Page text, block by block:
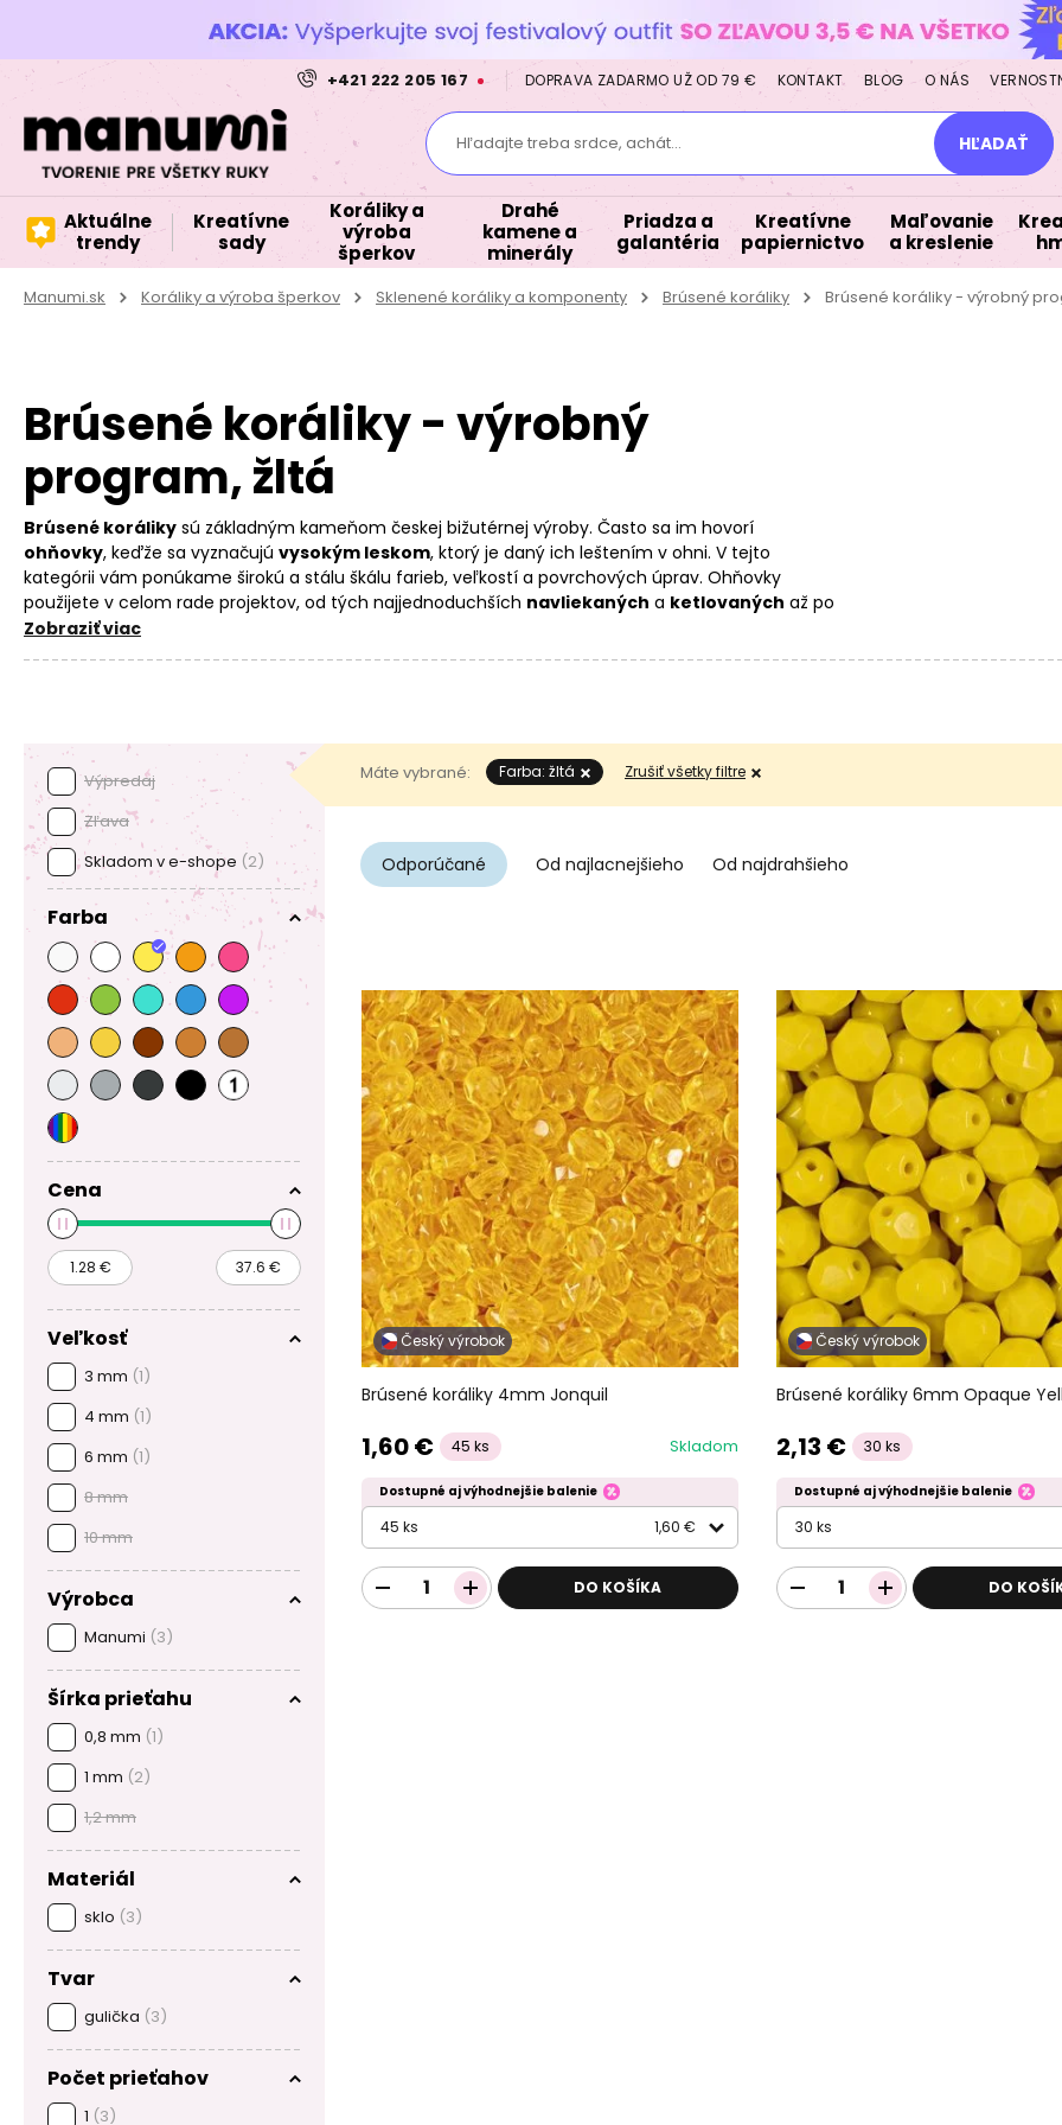
+421 222 205 167 DOPRAVA ZADARMO UŽ OD 79 € KONTAKT BLOG O NÁS
Hľadajte treba srdce, achát... HĽADAŤ
Aktuálne
trendy
Kreatívne
sady
Koráliky a
výroba
šperkov
Drahé
kamene a
minerály
Priadza a
galantéria
Kreatívne
papiernictvo
Maľovanie
a kreslenie
Manumi.sk Koráliky a výroba šperkov Sklenené koráliky a komponenty Brúsené koráliky Brúsené koráliky - výrobný
Brúsené koráliky - výrobný
program, žltá
Brúsené koráliky sú základným kameňom českej bižutérnej výroby. Často sa im hovorí
ohňovky, keďže sa vyznačujú vysokým leskom, ktorý je daný ich leštením v ohni. V tejto
kategórii vám ponúkame širokú a stálu škálu farieb, veľkostí a povrchových úprav. Ohňovky
použijete v celom rade projektov, od tých najjednoduchších navliekaných a ketlovaných až po
zložitejšiešitéa
Zobraziť viac
Výpredaj
Zľava
Skladom v e-shope (2)
Farba
Cena
Veľkosť
3 mm (1)
4 mm (1)
6 mm (1)
8 mm
10 mm
Výrobca
Manumi (3)
Šírka prieťahu
0,8 mm (1)
1 mm (2)
1,2 mm
Materiál
sklo (3)
Tvar
gulička (3)
Počet prieťahov
1 (3)
Máte vybrané: Farba: žltá Zrušiť všetky filtre
Odporúčané Od najlacnejšieho Od najdrahšieho
Český výrobok
Brúsené koráliky 4mm Jonquil
1,60 € 45 ks Skladom
Dostupné aj výhodnejšie balenie
45 ks 1,60 €
DO KOŠÍKA
Český výrobok
Brúsené koráliky 6mm Opaque
2,13 € 30 ks
Dostupné aj výhodnejšie balenie
30 ks
DO